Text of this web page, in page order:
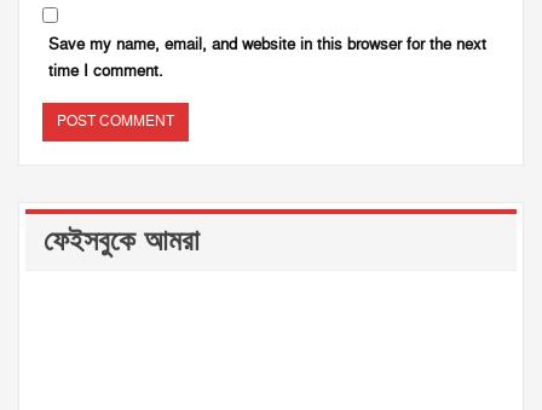
Save my name, email, and website in this browser for the next
time I comment.
ফেইসবুকে আমরা